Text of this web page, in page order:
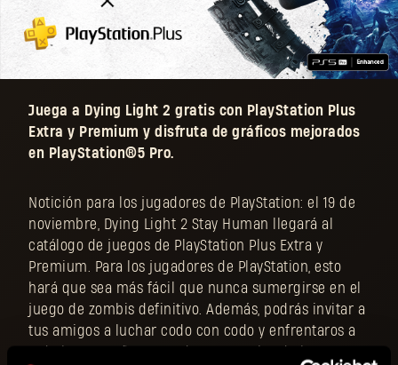
Juega a Dying Light 2 gratis con PlayStation Plus
Extra y Premium y disfruta de gráficos mejorados
en PlayStation®5 Pro.
Notición para los jugadores de PlayStation: el 19 de
noviembre, Dying Light 2 Stay Human llegará al
catálogo de juegos de PlayStation Plus Extra y
Premium. Para los jugadores de PlayStation, esto
hará que sea más fácil que nunca sumergirse en el
juego de zombis definitivo. Además, podrás invitar a
tus amigos a luchar codo con codo y enfrentaros a